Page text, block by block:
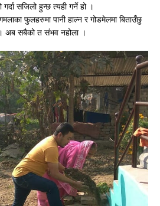
सजिलो हुन्छ त्यही गर्ने हो ।
फुलहरुमा पानी हाल्न र गोडमेलमा बिताउँछु
। अब सबैको त संभव नहोला ।